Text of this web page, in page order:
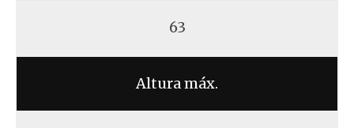
63
Altura máx.